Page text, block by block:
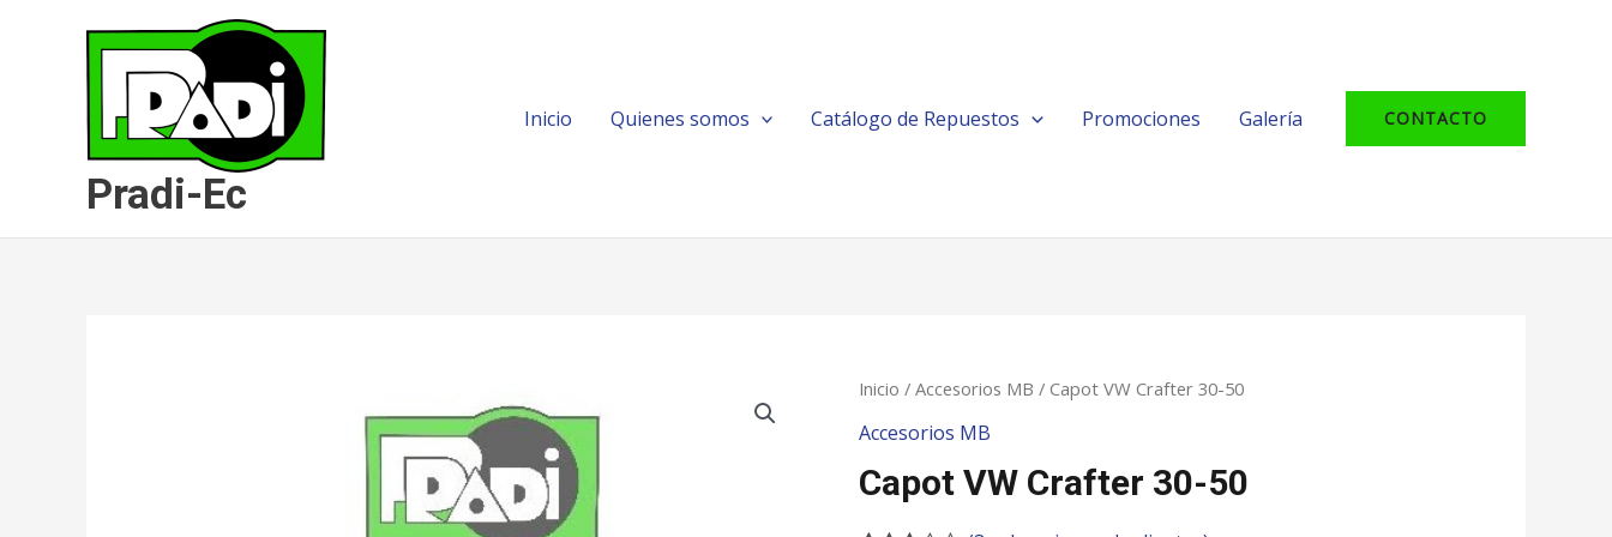
contenido
Pradi-Ec
Inicio Quienes somos Catálogo de Repuestos Promociones Galería CONTACTO
Inicio /Accesorios MB / Capot VW Crafter 30-50
Accesorios MB
Capot VW Crafter 30-50